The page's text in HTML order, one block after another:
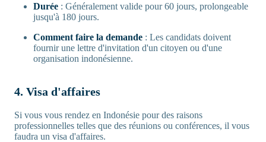
Durée : Généralement valide pour 60 jours, prolongeable
jusqu'à 180 jours.
Comment faire la demande : Les candidats doivent
fournir une lettre d'invitation d'un citoyen ou d'une
organisation indonésienne.
4. Visa d'affaires
Si vous vous rendez en Indonésie pour des raisons
professionnelles telles que des réunions ou conférences, il vous
faudra un visa d'affaires.